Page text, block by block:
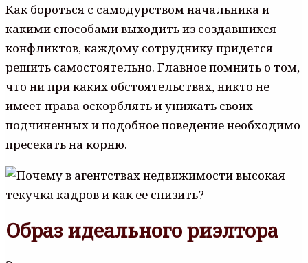
Как бороться с самодурством начальника и
какими способами выходить из создавшихся
конфликтов, каждому сотруднику придется
решить самостоятельно. Главное помнить о том,
что ни при каких обстоятельствах, никто не
имеет права оскорблять и унижать своих
подчиненных и подобное поведение необходимо
пресекать на корню.
Образ идеального риэлтора